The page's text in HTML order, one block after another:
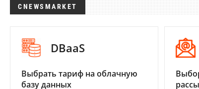
CNEWSMARKET
DBaaS
Выбрать тариф на облачную
базу данных